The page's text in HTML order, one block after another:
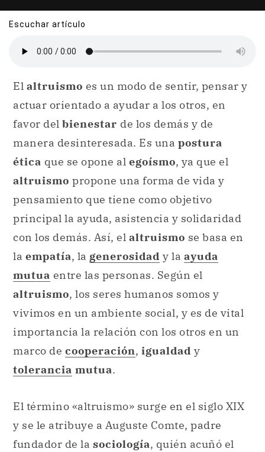
Escuchar artículo
El altruismo es un modo de sentir, pensar y
actuar orientado a ayudar a los otros, en
favor del bienestar de los demás y de
manera desinteresada. Es una postura
ética que se opone al egoísmo, ya que el
altruismo propone una forma de vida y
pensamiento que tiene como objetivo
principal la ayuda, asistencia y solidaridad
con los demás. Así, el altruismo se basa en
la empatía, la generosidad y la ayuda
mutua entre las personas. Según el
altruismo, los seres humanos somos y
vivimos en un ambiente social, y es de vital
importancia la relación con los otros en un
marco de cooperación, igualdad y
tolerancia mutua.
El término «altruismo» surge en el siglo XIX
y se le atribuye a Auguste Comte, padre
fundador de la sociología, quién acuñó el